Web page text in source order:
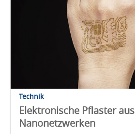
Technik
Elektronische Pflaster aus
Nanonetzwerken